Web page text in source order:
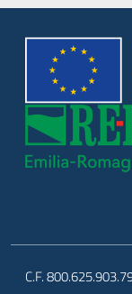
C.F.